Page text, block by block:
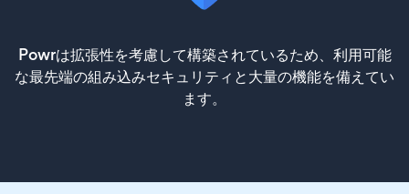
Powrは拡張性を考慮して構築されているため、利用可能
な最先端の組み込みセキュリティと大量の機能を備えてい
ます。